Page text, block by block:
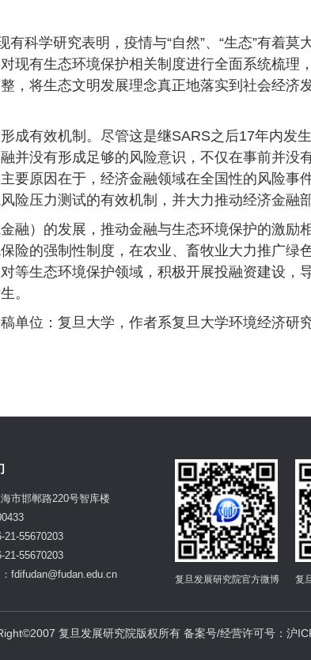
有科学研究表明，疫情与“自然”、“生态”有着
现有生态环境保护相关制度进行全面系统梳理
，将生态文明发展理念真正地落实到社会经济
成有效机制。尽管这是继SARS之后17年内发
并没有形成足够的风险意识，不仅在事前并没
要原因在于，经济金融领域在全国性的风险
险压力测试的有效机制，并大力推动经济金融
融）的发展，推动金融与生态环境保护的激励
险的强制性制度，在农业、畜牧业大力推广绿
等生态环境保护领域，积极开展投融资建设，
。
单位：复旦大学，作者系复旦大学环境经济研
市邯郸路220号智库楼
21-55670203
21-55670203
fdifudan@fudan.edu.cn
复旦发展研究院官方微博 复
复旦发展研究院版权所有 备案号/经营许可号：沪